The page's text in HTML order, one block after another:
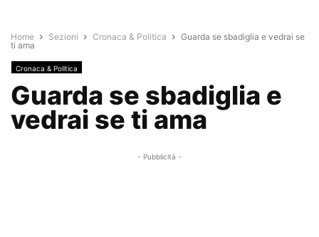
Home Sezioni Cronaca & Politica
Guarda se sbadiglia e vedrai se
ti ama
Cronaca & Politica
Guarda se sbadiglia e
vedrai se ti ama
- Pubblicità -